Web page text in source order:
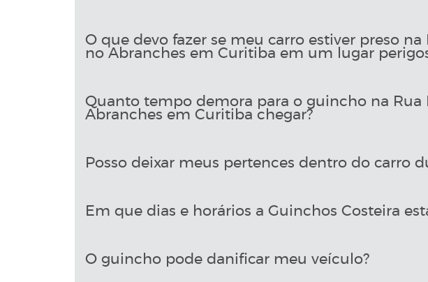
O que devo fazer se meu carro estiver preso
no Abranches em Curitiba em um lugar
Quanto tempo demora para o guincho na Rua
Abranches em Curitiba chegar?
Posso deixar meus pertences dentro do carro
Em que dias e horários a Guinchos Costeira
O guincho pode danificar meu veículo?